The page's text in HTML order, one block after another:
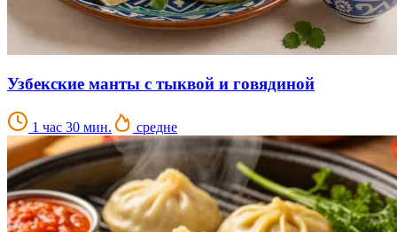
Узбекские манты с тыквой и говядиной
1 час 30 мин. средне